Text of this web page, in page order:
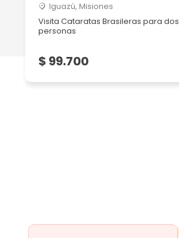
Iguazú, Misiones
Visita Cataratas Brasileras para dos
personas
$ 99.700